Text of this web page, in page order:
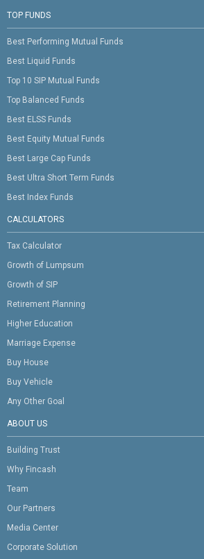
TOP FUNDS
Best Performing Mutual Funds
Best Liquid Funds
Top 10 SIP Mutual Funds
Top Balanced Funds
Best ELSS Funds
Best Equity Mutual Funds
Best Large Cap Funds
Best Ultra Short Term Funds
Best Index Funds
CALCULATORS
Tax Calculator
Growth of Lumpsum
Growth of SIP
Retirement Planning
Higher Education
Marriage Expense
Buy House
Buy Vehicle
Any Other Goal
ABOUT US
Building Trust
Why Fincash
Team
Our Partners
Media Center
Corporate Solution